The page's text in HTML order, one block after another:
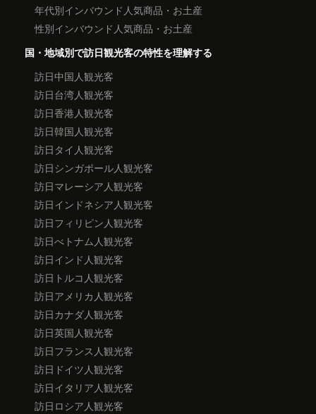
年代別インバウンド人気商品・お土産
性別インバウンド人気商品・お土産
国・地域別で訪日観光客の特性を理解する
訪日中国人観光客
訪日台湾人観光客
訪日香港人観光客
訪日韓国人観光客
訪日タイ人観光客
訪日シンガポール人観光客
訪日マレーシア人観光客
訪日インドネシア人観光客
訪日フィリピン人観光客
訪日べトナム人観光客
訪日インド人観光客
訪日トルコ人観光客
訪日アメリカ人観光客
訪日カナダ人観光客
訪日英国人観光客
訪日フランス人観光客
訪日ドイツ人観光客
訪日イタリア人観光客
訪日ロシア人観光客